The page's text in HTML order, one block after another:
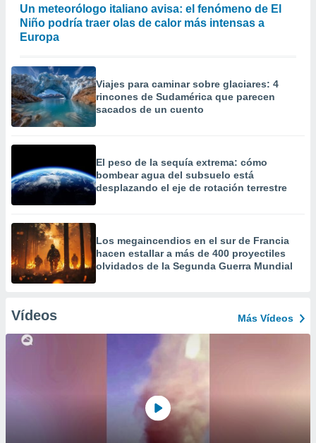
Un meteorólogo italiano avisa: el fenómeno de El
Niño podría traer olas de calor más intensas a
Europa
Viajes para caminar sobre glaciares: 4
rincones de Sudamérica que parecen
sacados de un cuento
El peso de la sequía extrema: cómo
bombear agua del subsuelo está
desplazando el eje de rotación terrestre
Los megaincendios en el sur de Francia
hacen estallar a más de 400 proyectiles
olvidados de la Segunda Guerra Mundial
Vídeos Más Vídeos